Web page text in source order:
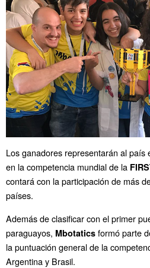
Los ganadores representarán al país
en la competencia mundial de la
contará con la participación de más
países.
Además de clasificar con el primer
paraguayos, Mbotatics formó parte
la puntuación general de la
Argentina y Brasil.